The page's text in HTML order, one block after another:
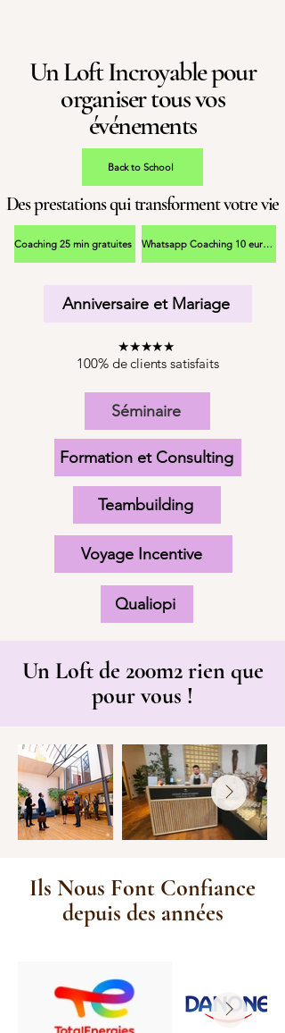
Un Loft Incroyable pour
organiser tous vos
événements
Back to School
Des prestations qui transforment votre vie
Coaching 25 min gratuites Whatsapp Coaching 10 euros
Anniversaire et Mariage
★★★★★
100% de clients satisfaits
Séminaire
Formation et Consulting
Teambuilding
Voyage Incentive
Qualiopi
Un Loft de 200m2 rien que
pour vous !
Ils Nous Font Confiance
depuis des années